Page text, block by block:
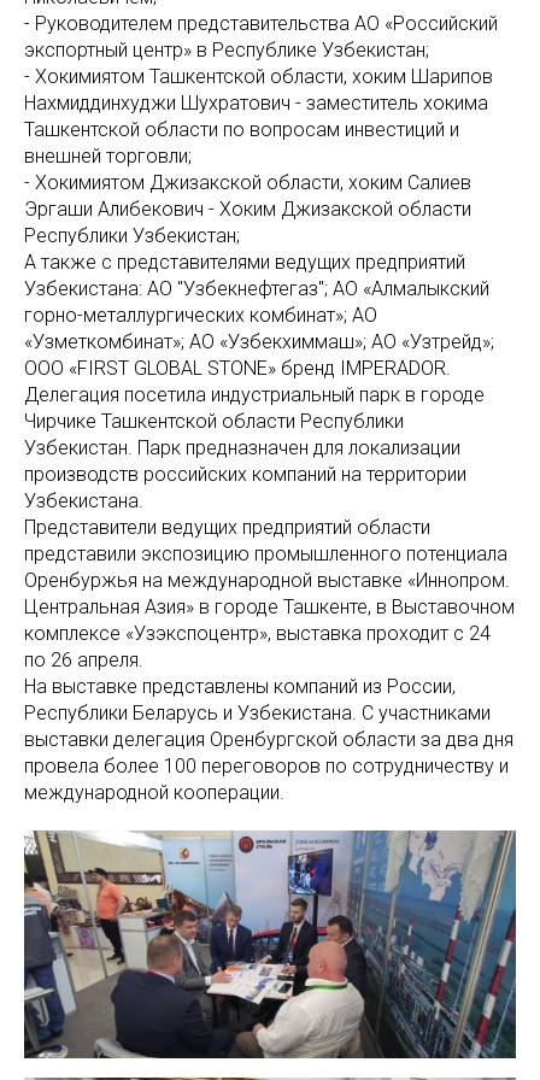
- Руководителем представительства АО «Российский
экспортный центр» в Республике Узбекистан;
- Хокимиятом Ташкентской области, хоким Шарипов
Нахмиддинхуджи Шухратович - заместитель хокима
Ташкентской области по вопросам инвестиций и
внешней торговли;
- Хокимиятом Джизакской области, хоким Салиев
Эргаши Алибекович - Хоким Джизакской области
Республики Узбекистан;
А также с представителями ведущих предприятий
Узбекистана: АО "Узбекнефтегаз"; АО «Алмалыкский
горно-металлургических комбинат»; АО
«Узметкомбинат»; АО «Узбекхиммаш»; АО «Узтрейд»;
OOO «FIRST GLOBAL STONE» бренд IMPERADOR.
Делегация посетила индустриальный парк в городе
Чирчике Ташкентской области Республики
Узбекистан. Парк предназначен для локализации
производств российских компаний на территории
Узбекистана.
Представители ведущих предприятий области
представили экспозицию промышленного потенциала
Оренбуржья на международной выставке «Иннопром.
Центральная Азия» в городе Ташкенте, в Выставочном
комплексе «Узэкспоцентр», выставка проходит с 24
по 26 апреля.
На выставке представлены компаний из России,
Республики Беларусь и Узбекистана. С участниками
выставки делегация Оренбургской области за два дня
провела более 100 переговоров по сотрудничеству и
международной кооперации.